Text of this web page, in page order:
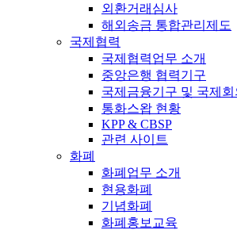
외환거래심사
해외송금 통합관리제도
국제협력
국제협력업무 소개
중앙은행 협력기구
국제금융기구 및 국제회
통화스왑 현황
KPP & CBSP
관련 사이트
화폐
화폐업무 소개
현용화폐
기념화폐
화폐홍보교육